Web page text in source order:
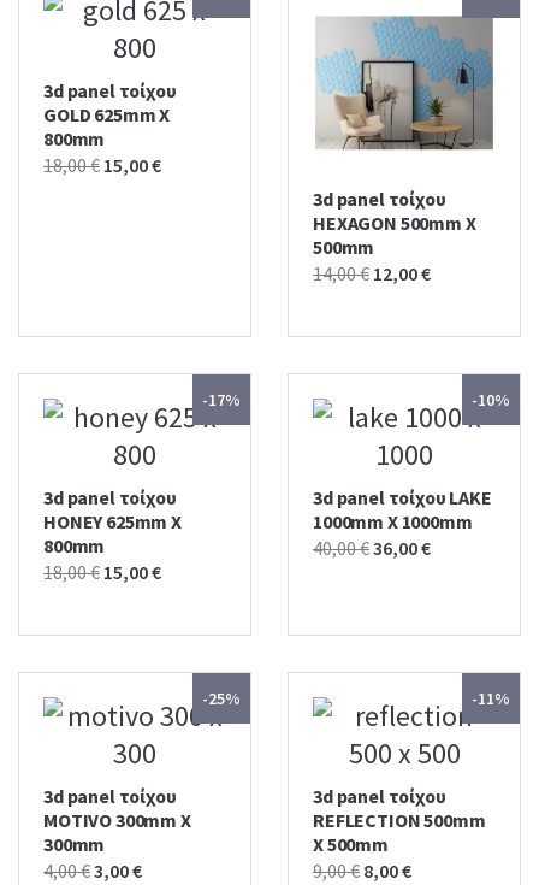
3d panel τοίχου
GOLD 625mm X
800mm
18,00€ Original
15,00€Current
3d panel τοίχου
HEXAGON 500mm X
500mm
14,00€ Original
was:
12,00€Current
is:
-17%
3d panel τοίχου
HONEY 625mm X
800mm
18,00€ Original
was:
15,00€Current
is:
-10%
3d panel τοίχου LAKE
1000mm X 1000mm
40,00€Original
40,00 €.
36,00€Current
36,00 €.
-25%
3d panel τοίχου
MOTIVO 300mm X
300mm
4,00€Original
3,00€Current
-11%
3d panel τοίχου
REFLECTION 500mm
X 500mm
9,00€ Original
8,00€Current